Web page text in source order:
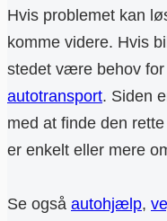
Hvis problemet kan
komme videre. Hvis
stedet være behov for
autotransport. Siden
med at finde den
er enkelt eller mere
Se også autohjælp,